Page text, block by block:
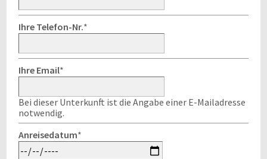
Ihre Telefon-Nr.*
Ihre Email*
Bei dieser Unterkunft ist die Angabe einer E-Mailadresse
notwendig.
Anreisedatum*